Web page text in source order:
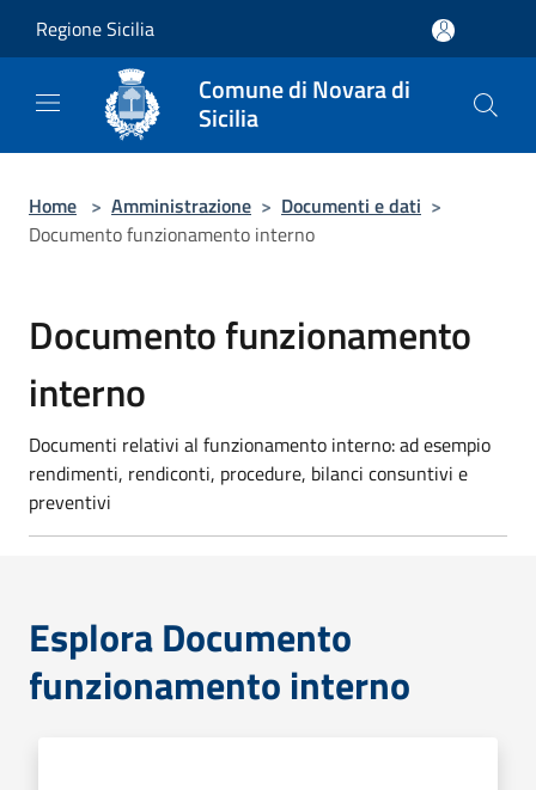
Regione Sicilia
Comune di Novara di
Sicilia
Home > Amministrazione > Documenti e dati >
Documento funzionamento interno
Documento funzionamento
interno
Documenti relativi al funzionamento interno: ad esempio
rendimenti, rendiconti, procedure, bilanci consuntivi e
preventivi
Esplora Documento
funzionamento interno